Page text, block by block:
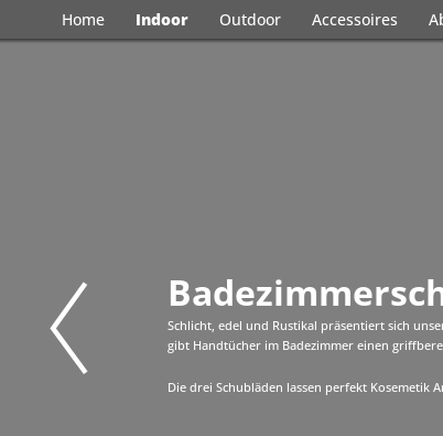
Home Indoor Outdoor Accessoires
Schlicht, edel und Rustikal präsentiert sich
gibt Handtücher im Badezimmer einen
Die drei Schubläden lassen perfekt Kosemetik